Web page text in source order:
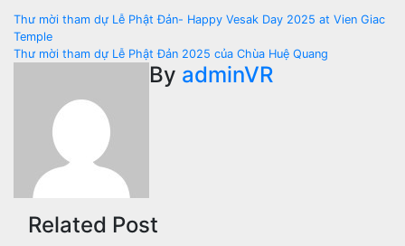
Post
navigation
Thư mời tham dự Lễ Phật Đản- Happy Vesak Day 2025 at Vien Giac
Temple
Thư mời tham dự Lễ Phật Đản 2025 của Chùa Huệ Quang
By adminVR
Related Post